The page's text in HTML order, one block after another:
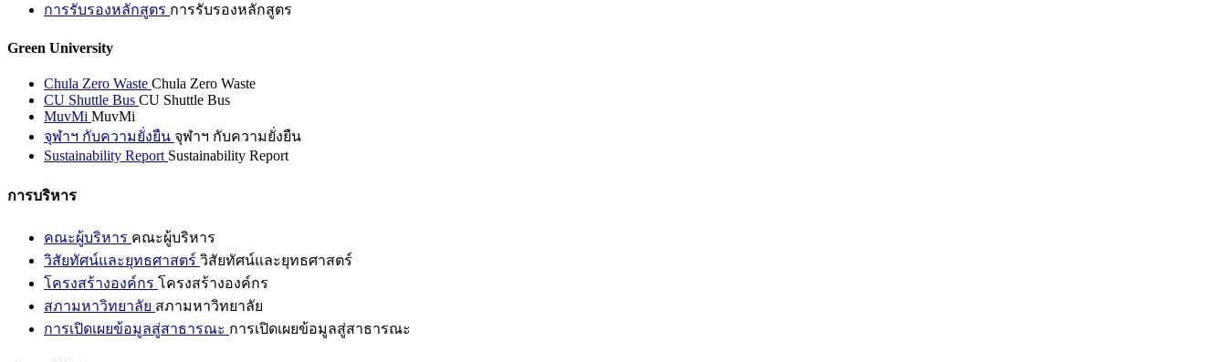
การรับรองหลักสูตร การรับรองหลักสูตร
Green University
Chula Zero Waste Chula Zero Waste
CU Shuttle Bus CU Shuttle Bus
MuvMi MuvMi
จุฬาฯ กับความยั่งยืน จุฬาฯ กับความยั่งยืน
Sustainability Report Sustainability Report
การบริหาร
คณะผู้บริหาร คณะผู้บริหาร
วิสัยทัศน์และยุทธศาสตร์ วิสัยทัศน์และยุทธศาสตร์
โครงสร้างองค์กร โครงสร้างองค์กร
สภามหาวิทยาลัย สภามหาวิทยาลัย
การเปิดเผยข้อมูลสู่สาธารณะ การเปิดเผยข้อมูลสู่สาธารณะ